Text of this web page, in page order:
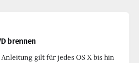
brennen
gilt für jedes OS X bis hin